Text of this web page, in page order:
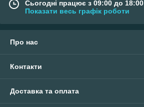
Сьогодні працює з 09:00 до 18:00
Показати весь графік роботи
Про нас
Контакти
Доставка та оплата